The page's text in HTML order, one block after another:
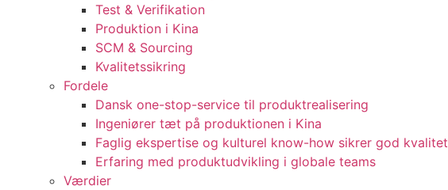
Test & Verifikation
Produktion i Kina
SCM & Sourcing
Kvalitetssikring
Fordele
Dansk one-stop-service til produktrealisering
Ingeniører tæt på produktionen i Kina
Faglig ekspertise og kulturel know-how sikrer god kvalitet
Erfaring med produktudvikling i globale teams
Værdier